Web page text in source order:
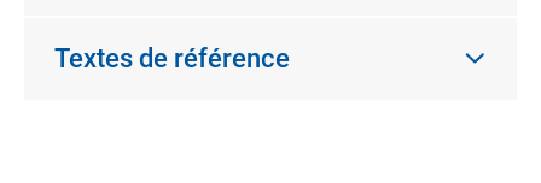
Textes de référence